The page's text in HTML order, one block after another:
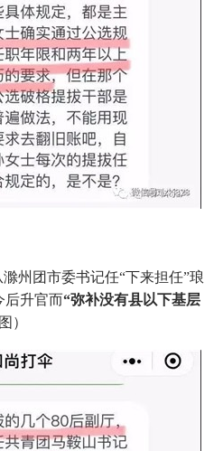
州团市委书记任“下来担任”琅
后升官而“弥补没有县以下基层
）